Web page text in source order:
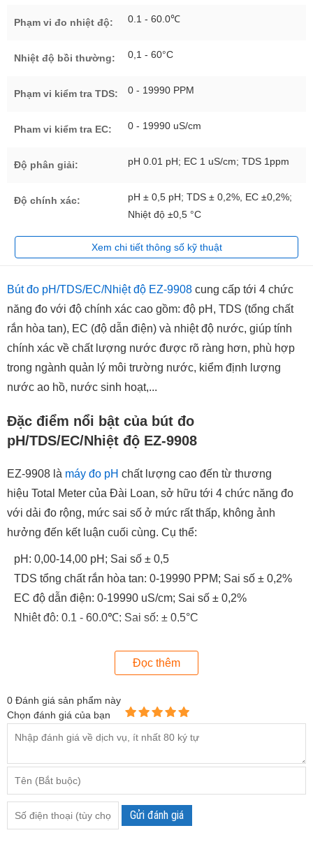
Phạm vi đo nhiệt độ: 0.1 - 60.0℃
Nhiệt độ bồi thường: 0,1 - 60°C
Phạm vi kiểm tra TDS: 0 - 19990 PPM
Pham vi kiểm tra EC: 0 - 19990 uS/cm
Độ phân giải: pH 0.01 pH; EC 1 uS/cm; TDS 1ppm
Độ chính xác:
pH ± 0,5 pH; TDS ± 0,2%, EC ±0,2%;
Nhiệt độ ±0,5 °C
Xem chi tiết thông số kỹ thuật
Bút đo pH/TDS/EC/Nhiệt độ EZ-9908 cung cấp tới 4 chức
năng đo với độ chính xác cao gồm: độ pH, TDS (tổng chất
rắn hòa tan), EC (độ dẫn điện) và nhiệt độ nước, giúp tính
chính xác về chất lượng nước được rõ ràng hơn, phù hợp
trong ngành quản lý môi trường nước, kiểm định lượng
nước ao hồ, nước sinh hoạt,...
Đặc điểm nổi bật của bút đo
pH/TDS/EC/Nhiệt độ EZ-9908
EZ-9908 là máy đo pH chất lượng cao đến từ thương
hiệu Total Meter của Đài Loan, sở hữu tới 4 chức năng đo
với dải đo rộng, mức sai số ở mức rất thấp, không ảnh
hưởng đến kết luận cuối cùng. Cụ thể:
pH: 0,00-14,00 pH; Sai số ± 0,5
TDS tổng chất rắn hòa tan: 0-19990 PPM; Sai số ± 0,2%
EC độ dẫn điện: 0-19990 uS/cm; Sai số ± 0,2%
Nhiệt độ: 0.1 - 60.0℃; Sai số: ± 0,5°C
như tự động bù nhiệt 0,1 - 60,0 °C và tự động hiệu chuẩn ba
Máy có tới 03 cảm biến nhằm tối ưu công năng, cho phép
Đọc thêm
0 Đánh giá sản phẩm này
Chọn đánh giá của bạn
Gửi đánh giá